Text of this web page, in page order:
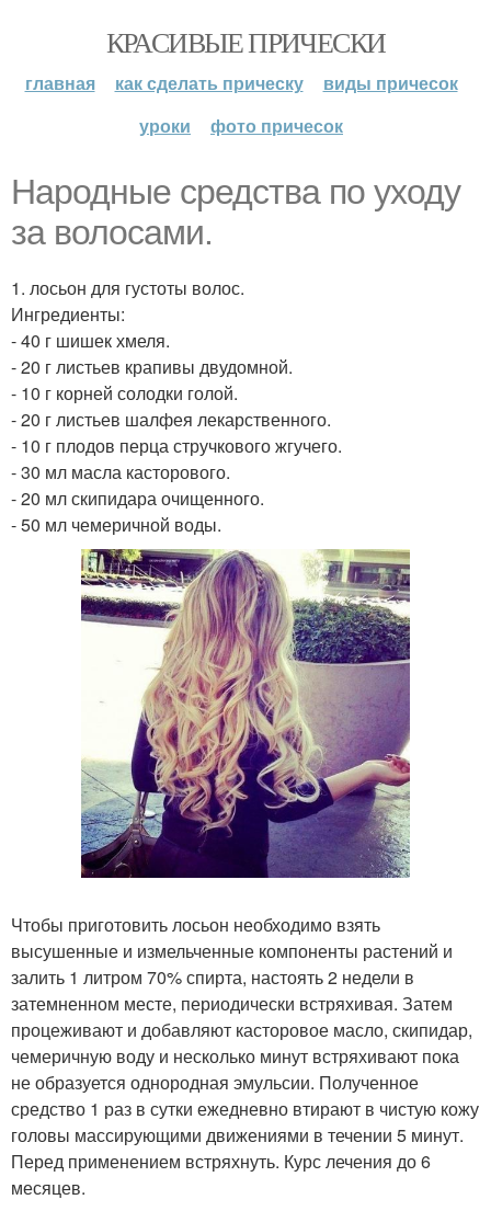
КРАСИВЫЕ ПРИЧЕСКИ
главная как сделать прическу
виды причесок
уроки
фото причесок
Народные средства по уходу
за волосами.
1. лосьон для густоты волос.
Ингредиенты:
- 40 г шишек хмеля.
- 20 г листьев крапивы двудомной.
- 10 г корней солодки голой.
- 20 г листьев шалфея лекарственного.
- 10 г плодов перца стручкового жгучего.
- 30 мл масла касторового.
- 20 мл скипидара очищенного.
- 50 мл чемеричной воды.
Чтобы приготовить лосьон необходимо взять
высушенные и измельченные компоненты растений и
залить 1 литром 70% спирта, настоять 2 недели в
затемненном месте, периодически встряхивая. Затем
процеживают и добавляют касторовое масло, скипидар,
чемеричную воду и несколько минут встряхивают пока
не образуется однородная эмульсии. Полученное
средство 1 раз в сутки ежедневно втирают в чистую кожу
головы массирующими движениями в течении 5 минут.
Перед применением встряхнуть. Курс лечения до 6
месяцев.